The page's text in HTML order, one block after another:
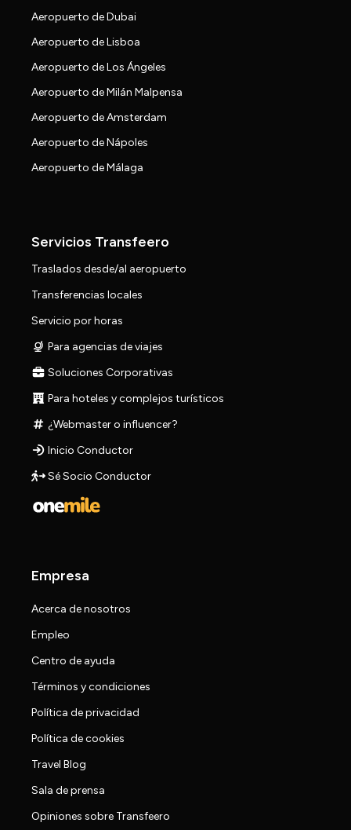
Aeropuerto de Dubai
Aeropuerto de Lisboa
Aeropuerto de Los Ángeles
Aeropuerto de Milán Malpensa
Aeropuerto de Amsterdam
Aeropuerto de Nápoles
Aeropuerto de Málaga
Servicios Transfeero
Traslados desde/al aeropuerto
Transferencias locales
Servicio por horas
Para agencias de viajes
Soluciones Corporativas
Para hoteles y complejos turísticos
¿Webmaster o influencer?
Inicio Conductor
Sé Socio Conductor
Empresa
Acerca de nosotros
Empleo
Centro de ayuda
Términos y condiciones
Política de privacidad
Política de cookies
Travel Blog
Sala de prensa
Opiniones sobre Transfeero